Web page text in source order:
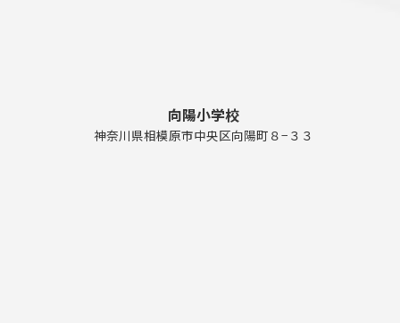
向陽小学校
神奈川県相模原市中央区向陽町８−３３